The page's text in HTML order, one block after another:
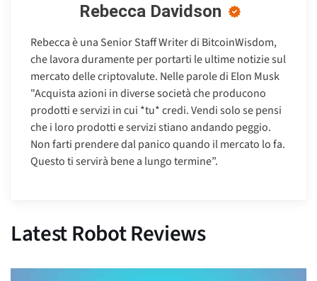
Rebecca Davidson
Rebecca è una Senior Staff Writer di BitcoinWisdom,
che lavora duramente per portarti le ultime notizie sul
mercato delle criptovalute. Nelle parole di Elon Musk
"Acquista azioni in diverse società che producono
prodotti e servizi in cui *tu* credi. Vendi solo se pensi
che i loro prodotti e servizi stiano andando peggio.
Non farti prendere dal panico quando il mercato lo fa.
Questo ti servirà bene a lungo termine”.
Latest Robot Reviews